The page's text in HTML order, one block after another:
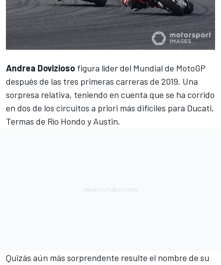
Andrea Dovizioso figura líder del Mundial de MotoGP
después de las tres primeras carreras de 2019. Una
sorpresa relativa, teniendo en cuenta que se ha corrido
en dos de los circuitos a priori más difíciles para Ducati,
Termas de Río Hondo y Austin.
Quizás aún más sorprendente resulte el nombre de su